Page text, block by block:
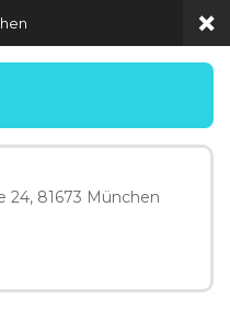
24, 81673 München